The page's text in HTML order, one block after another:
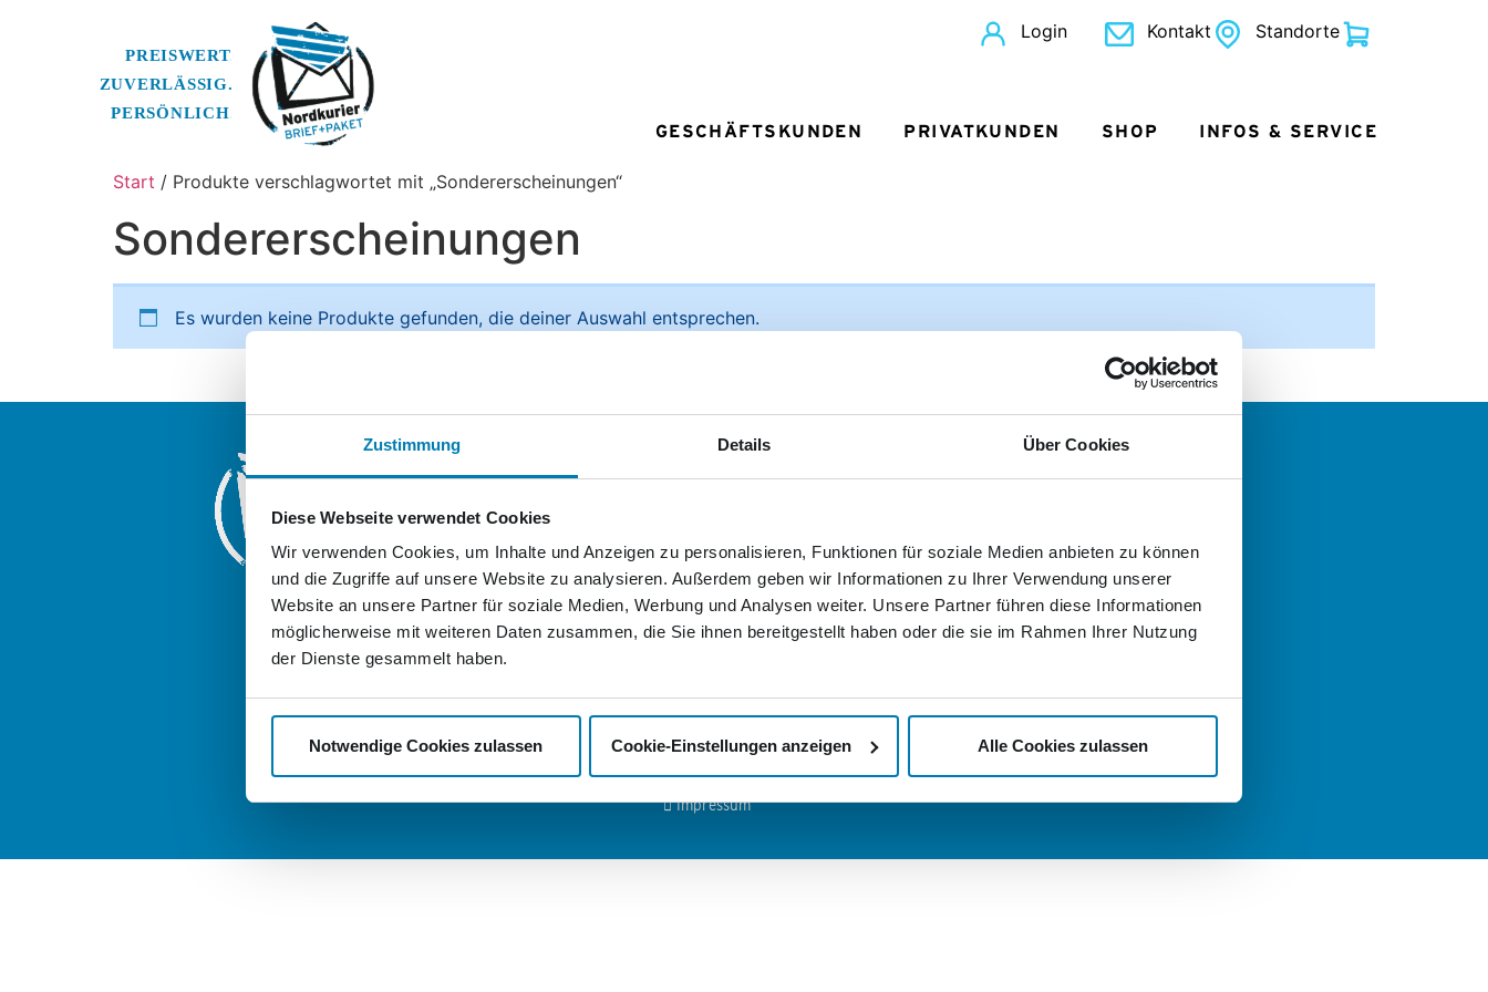
Zustimmung Details Über Cookies
Diese Webseite verwendet Cookies
Wir verwenden Cookies, um Inhalte und Anzeigen zu personalisieren, Funktionen für soziale Medien anbieten zu können
und die Zugriffe auf unsere Website zu analysieren. Außerdem geben wir Informationen zu Ihrer Verwendung unserer
Website an unsere Partner für soziale Medien, Werbung und Analysen weiter. Unsere Partner führen diese Informationen
möglicherweise mit weiteren Daten zusammen, die Sie ihnen bereitgestellt haben oder die sie im Rahmen Ihrer Nutzung
der Dienste gesammelt haben.
Notwendige Cookies zulassen Cookie-Einstellungen anzeigen Alle Cookies zulassen
Login Kontakt Standorte
GESCHÄFTSKUNDEN PRIVATKUNDEN SHOP INFOS & SERVICE
Start / Produkte verschlagwortet mit „Sondererscheinungen“
Sondererscheinungen
Es wurden keine Produkte gefunden, die deiner Auswahl entsprechen.
Nordkurier Brief + Paket
Ein Unternehmen der
Nordkurier Mediengruppe
Friedrich-Engels-Ring 29
der Nordkurier Mediengruppe:
good-stock.de
nordkurier-mediengruppe.de
Unsere Vorteile im Detail:
Rechnung statt Vorkasse
Passgenaue Frankierung
Persönlicher Ansprechpartner
Ihr Widerrufsrecht
Datenschutzerklärung
Impressum
Sie wollen mehr?
Wenn Sie Fragen zum Angebot der
Nordkurier Logistik oder der Nordkurier
Mediengruppen haben und sich einfach
lassen wollen, schreiben Sie uns gern eine
>Kontakt